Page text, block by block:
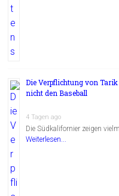
Die Verpflichtung von
nicht den Baseball
4 Tagen ago
Die Südkalifornier zeigen
Weiterlesen...